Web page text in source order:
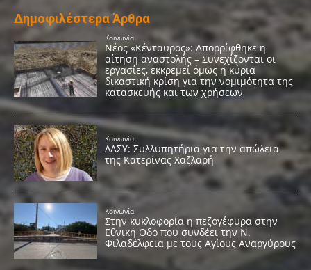
Δημοφιλέστερα Άρθρα